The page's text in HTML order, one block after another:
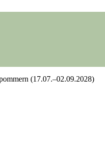
(17.07.–02.09.2028)